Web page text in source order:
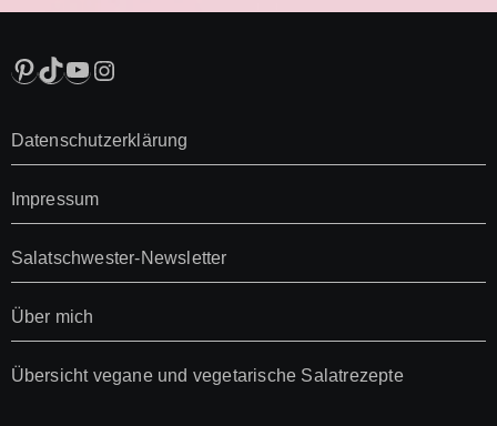
Pinterest
TikTok
YouTube
Instagram
Datenschutzerklärung
Impressum
Salatschwester-Newsletter
Über mich
Übersicht vegane und vegetarische Salatrezepte